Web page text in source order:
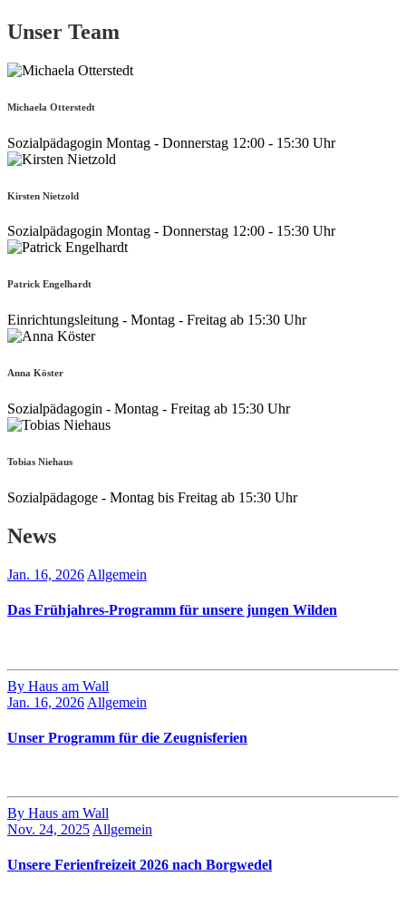
Unser Team
Michaela Otterstedt
Sozialpädagogin Montag - Donnerstag 12:00 - 15:30 Uhr
Kirsten Nietzold
Sozialpädagogin Montag - Donnerstag 12:00 - 15:30 Uhr
Patrick Engelhardt
Einrichtungsleitung - Montag - Freitag ab 15:30 Uhr
Anna Köster
Sozialpädagogin - Montag - Freitag ab 15:30 Uhr
Tobias Niehaus
Sozialpädagoge - Montag bis Freitag ab 15:30 Uhr
News
Jan. 16, 2026 Allgemein
Das Frühjahres-Programm für unsere jungen Wilden
By Haus am Wall
Jan. 16, 2026 Allgemein
Unser Programm für die Zeugnisferien
By Haus am Wall
Nov. 24, 2025 Allgemein
Unsere Ferienfreizeit 2026 nach Borgwedel